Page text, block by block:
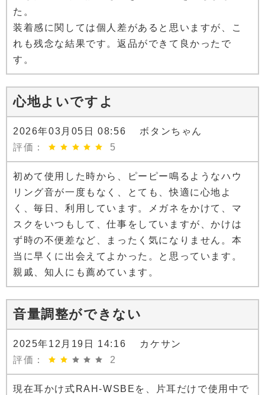
た。
装着感に関しては個人差があると思いますが、こ
れも残念な結果です。返品ができて良かったで
す。
心地よいですよ
2026年03月05日 08:56 ボタンちゃん
評価：
5
初めて使用した時から、ピーピー鳴るようなハウ
リング音が一度もなく、とても、快適に心地よ
く、毎日、利用しています。メガネをかけて、マ
スクをいつもして、仕事をしていますが、かけは
ず時の不便差など、まったく気になりません。本
当に早くに出会えてよかった。と思っています。
親戚、知人にも薦めています。
音量調整ができない
2025年12月19日 14:16 カケサン
評価：
2
現在耳かけ式RAH-WSBEを、片耳だけで使用中で